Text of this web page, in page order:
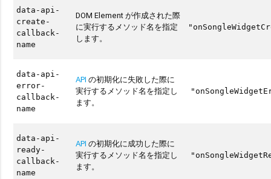
data-api-
create-
callback-
name
DOM Element が作成された際
に実行するメソッド名を指定
します。
data-api-
error-
callback-
name
API の初期化に失敗した際に
実行するメソッド名を指定し
ます。
data-api-
ready-
callback-
name
API の初期化に成功した際に
実行するメソッド名を指定し
ます。